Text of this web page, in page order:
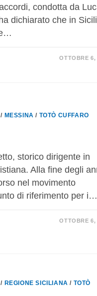
condotta da
dichiarato che in
OTTOBRE 6,
/ MESSINA / TOTÒ CUFFARO
storico dirigente in
Alla fine degli
nel movimento
di riferimento per
OTTOBRE 6,
/ REGIONE SICILIANA / TOTÒ